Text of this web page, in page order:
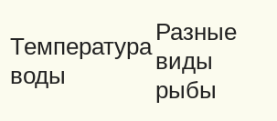
Температура
воды
Разные
виды
рыбы